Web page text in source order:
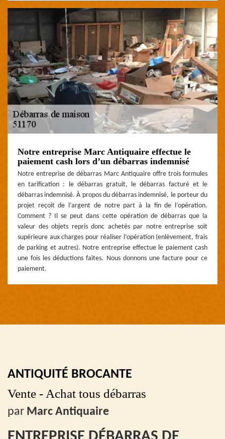
Notre entreprise Marc Antiquaire effectue le
paiement cash lors d’un débarras indemnisé
Notre entreprise de débarras Marc Antiquaire offre trois formules
en tarification : le débarras gratuit, le débarras facturé et le
débarras indemnisé. À propos du débarras indemnisé, le porteur du
projet reçoit de l’argent de notre part à la fin de l’opération.
Comment ? Il se peut dans cette opération de débarras que la
valeur des objets repris donc achetés par notre entreprise soit
supérieure aux charges pour réaliser l’opération (enlèvement, frais
de parking et autres). Notre entreprise effectue le paiement cash
une fois les déductions faites. Nous donnons une facture pour ce
paiement.
ANTIQUITÉ BROCANTE
Vente - Achat tous débarras
par Marc Antiquaire